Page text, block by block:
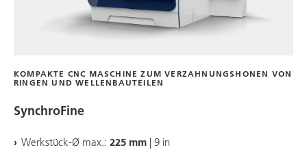
KOMPAKTE CNC MASCHINE ZUM VERZAHNUNGSHONEN VON
RINGEN UND WELLENBAUTEILEN
SynchroFine
Werkstück-Ø max.: 225 mm | 9 in